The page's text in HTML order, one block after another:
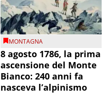
MONTAGNA
8 agosto 1786, la prima
ascensione del Monte
Bianco: 240 anni fa
nasceva l’alpinismo